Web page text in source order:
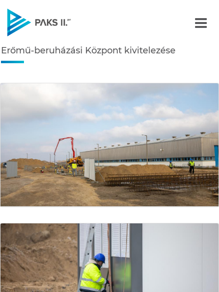
Navigáció
Erőmű-beruházási
Erőmű-beruházási Központ kivitelezése